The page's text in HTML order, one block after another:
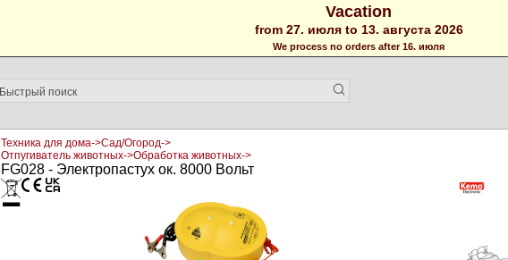
Vacation
from 27. июля to 13. августа 2026
We process no orders after 16. июля
Техника для дома->Сад/Огород->
Отпугиватель животных->Обработка животных->
FG028 - Электропастух ок. 8000 Вольт